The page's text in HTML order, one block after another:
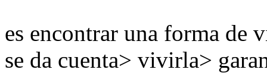
es encontrar una forma de
se da cuenta> vivirla>